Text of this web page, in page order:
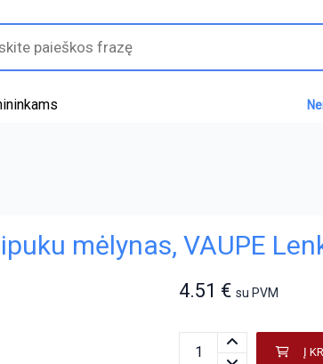
mėlynas, VAUPE
4.51 € su PVM
Į